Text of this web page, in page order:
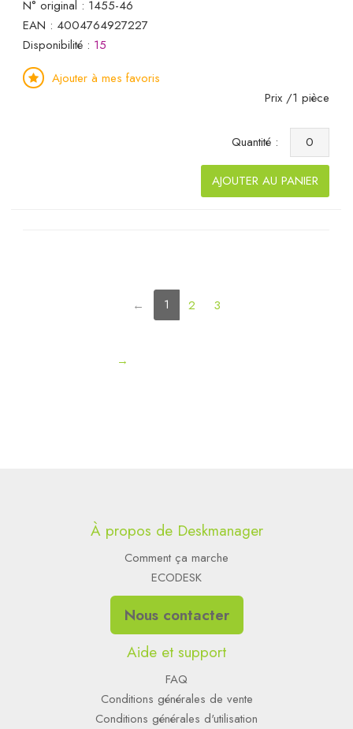
N° original : 1455-46
EAN : 4004764927227
Disponibilité : 15
Ajouter à mes favoris
Prix /1 pièce
Quantité :
AJOUTER AU PANIER
← 1 (current)
2 3
→
À propos de Deskmanager
Comment ça marche
ECODESK
Nous contacter
Aide et support
FAQ
Conditions générales de vente
Conditions générales d'utilisation